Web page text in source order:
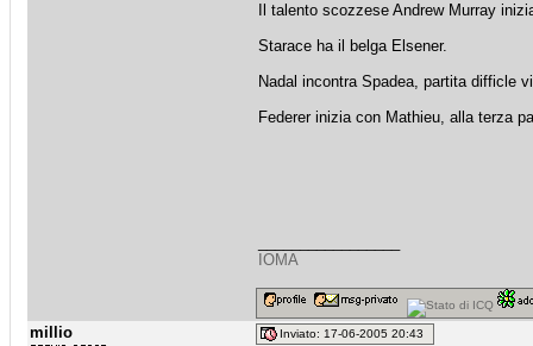
Il talento scozzese Andrew Murray
Starace ha il belga Elsener.
Nadal incontra Spadea, partita difficle
Federer inizia con Mathieu, alla terza
IOMA
millio Inviato: 17-06-2005 20:43